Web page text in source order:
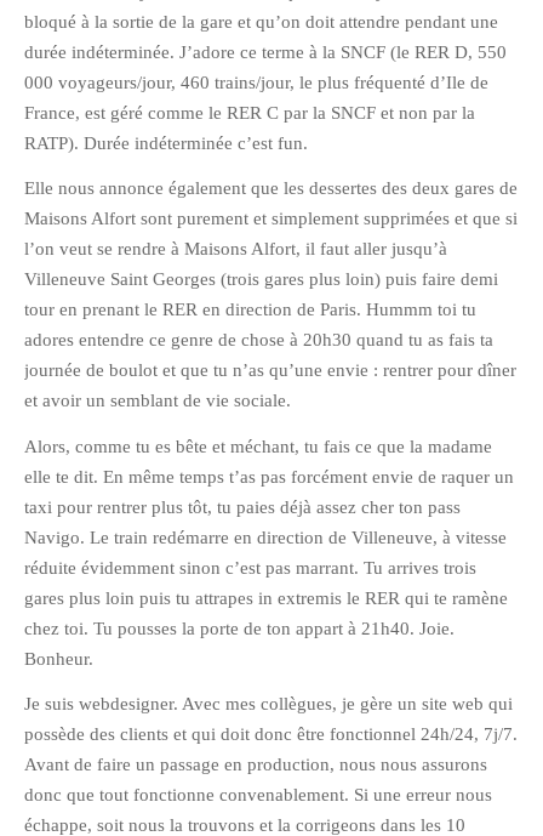
Vendredi Cinéma
Delphine
Julien
Vânia
février 2016
octobre 2014
août 2014
mars 2013
janvier 2013
octobre 2012
juillet 2012
bloqué à la sortie de la gare et qu’on doit attendre pendant une
durée indéterminée. J’adore ce terme à la SNCF (le RER D, 550
000 voyageurs/jour, 460 trains/jour, le plus fréquenté d’Ile de
France, est géré comme le RER C par la SNCF et non par la
RATP). Durée indéterminée c’est fun.
Elle nous annonce également que les dessertes des deux gares de
Maisons Alfort sont purement et simplement supprimées et que si
l’on veut se rendre à Maisons Alfort, il faut aller jusqu’à
Villeneuve Saint Georges (trois gares plus loin) puis faire demi
tour en prenant le RER en direction de Paris. Hummm toi tu
adores entendre ce genre de chose à 20h30 quand tu as fais ta
journée de boulot et que tu n’as qu’une envie : rentrer pour dîner
et avoir un semblant de vie sociale.
Alors, comme tu es bête et méchant, tu fais ce que la madame
elle te dit. En même temps t’as pas forcément envie de raquer un
taxi pour rentrer plus tôt, tu paies déjà assez cher ton pass
Navigo. Le train redémarre en direction de Villeneuve, à vitesse
réduite évidemment sinon c’est pas marrant. Tu arrives trois
gares plus loin puis tu attrapes in extremis le RER qui te ramène
chez toi. Tu pousses la porte de ton appart à 21h40. Joie.
Bonheur.
Je suis webdesigner. Avec mes collègues, je gère un site web qui
possède des clients et qui doit donc être fonctionnel 24h/24, 7j/7.
Avant de faire un passage en production, nous nous assurons
donc que tout fonctionne convenablement. Si une erreur nous
échappe, soit nous la trouvons et la corrigeons dans les 10